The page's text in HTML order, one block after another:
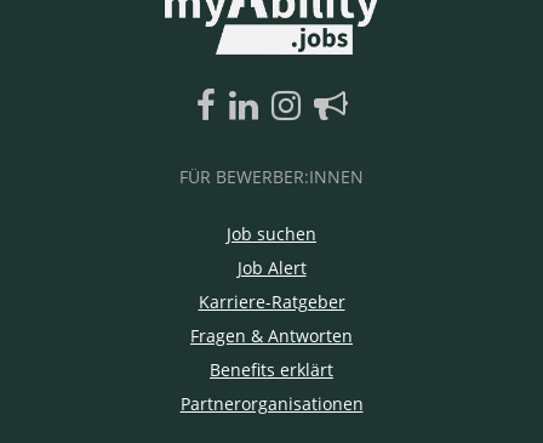
FÜR BEWERBER:INNEN
Job suchen
Job Alert
Karriere-Ratgeber
Fragen & Antworten
Benefits erklärt
Partnerorganisationen